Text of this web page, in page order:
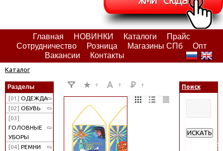
Главная НОВИНКИ Каталоги
Прайс
Сотрудничество
Розница Магазины СПб
Опт
Вакансии
Контакты
Каталог
Разделы
[01] ОДЕЖДА
[02] ОБУВЬ
[03]
ГОЛОВНЫЕ
УБОРЫ
[04] РЕМНИ
Поиск
ИСКАТЬ